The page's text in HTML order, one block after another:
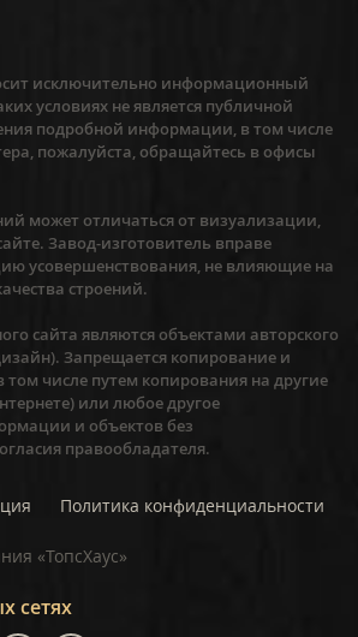
сетях
исключительно информационный
условиях не является публичной
подробной информации, в том числе
пожалуйста, обращайтесь в офисы
может отличаться от визуализации,
Завод-изготовитель вправе
усовершенствования, не влияющие на
строений.
сайта являются объектами авторского
Запрещается копирование и
том числе путем копирования на другие
или любое другое
и объектов без
правообладателя.
Политика конфиденциальности
«ТопсХаус»